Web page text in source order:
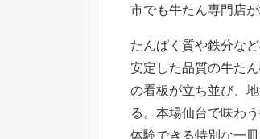
市でも牛たん専門店
たんぱく質や鉄分な
安定した品質の牛た
の看板が立ち並び、
る。本場仙台で味わ
体験できる特別な一